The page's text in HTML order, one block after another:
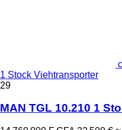
1 Stock Viehtransporter
29
MAN TGL 10.210 1